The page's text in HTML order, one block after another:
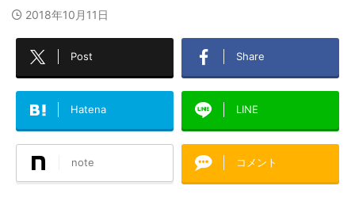
2018年10月11日
Post Share
Hatena LINE
note コメント